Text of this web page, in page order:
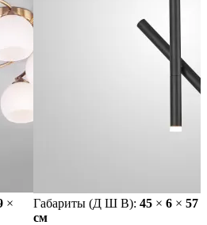
×
Габариты (Д Ш В): 45 × 6 × 57
cм